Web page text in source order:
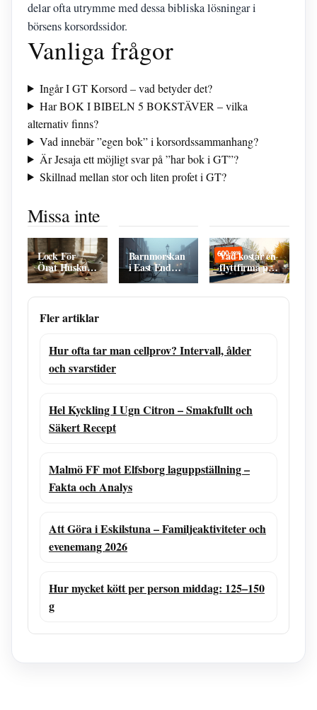
delar ofta utrymme med dessa bibliska lösningar i
börsens korsordssidor.
Vanliga frågor
Ingår I GT Korsord – vad betyder det?
Har BOK I BIBELN 5 BOKSTÄVER – vilka
alternativ finns?
Vad innebär ”egen bok” i korsordssammanhang?
Är Jesaja ett möjligt svar på ”har bok i GT”?
Skillnad mellan stor och liten profet i GT?
Missa inte
Christmas –
historia och
prevention
och historiska
Lock För
Örat Huskur
– Effektiv
Förkylning
Barnmorskan
i East End
säsong 13 på
guide
Vad kostar en
flyttfirma per
timme? 600–
RUT
Fler artiklar
Hur ofta tar man cellprov? Intervall, ålder
och svarstider
Hel Kyckling I Ugn Citron – Smakfullt och
Säkert Recept
Malmö FF mot Elfsborg laguppställning –
Fakta och Analys
Att Göra i Eskilstuna – Familjeaktiviteter och
evenemang 2026
Hur mycket kött per person middag: 125–150
g